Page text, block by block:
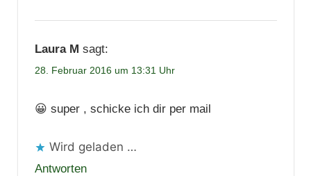
Laura M sagt:
28. Februar 2016 um 13:31 Uhr
😀 super , schicke ich dir per mail
Wird geladen …
Antworten